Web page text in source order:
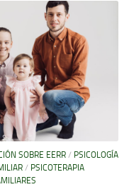
SOBRE EERR / PSICOLOGÍA
/ PSICOTERAPIA